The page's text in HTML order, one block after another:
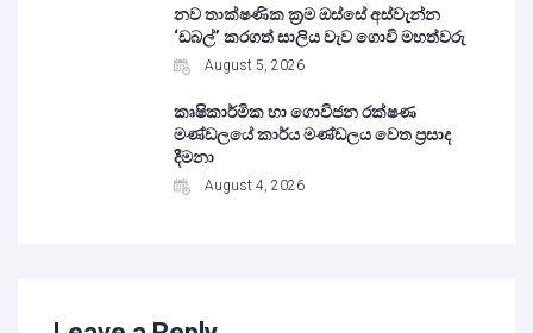
නව තාක්ෂණික ක්‍රම ඔස්සේ අස්වැන්න
‘ඩබල්’ කරගත් සාලිය වැව ගොවි මහත්වරු
August 5, 2026
කෘෂිකාර්මික හා ගොවිජන රක්ෂණ
මණ්ඩලයේ කාර්ය මණ්ඩලය වෙත ප්‍රසාද
දීමනා
August 4, 2026